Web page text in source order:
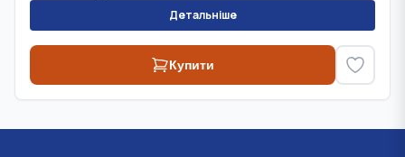
Детальніше
Купити